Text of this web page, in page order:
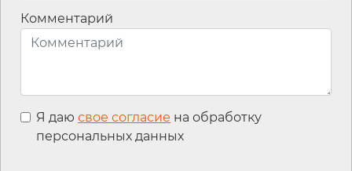
Комментарий
Я даю свое согласие на обработку
персональных данных